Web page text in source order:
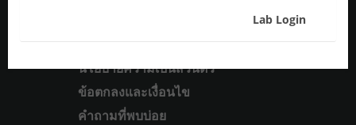
นโยบายความเป็นส่วนตัว
ข้อตกลงและเงื่อนไข
คำถามที่พบบ่อย
Lab Login